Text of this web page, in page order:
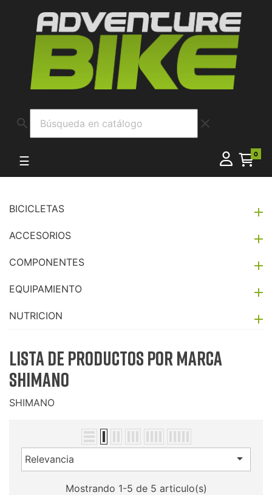
search clear
Navegación de palanca
☰ 0
BICICLETAS 
ACCESORIOS 
COMPONENTES 
EQUIPAMIENTO 
NUTRICION 
Lista de productos por marca
SHIMANO
SHIMANO
Relevancia 
Mostrando 1-5 de 5 articulo(s)